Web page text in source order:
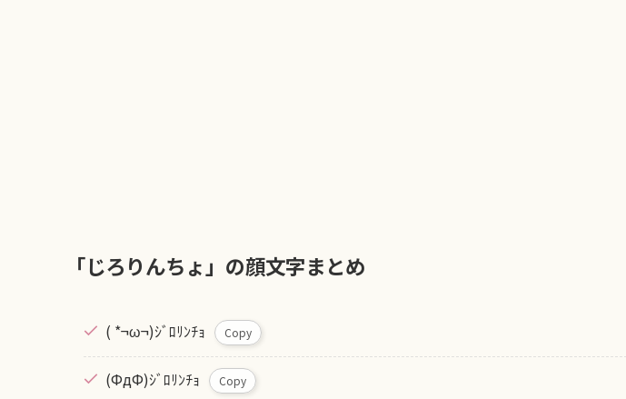
「じろりんちょ」の顔文字まとめ
( *¬ω¬)ｼﾞﾛﾘﾝﾁｮ Copy
(ФдФ)ｼﾞﾛﾘﾝﾁｮ Copy